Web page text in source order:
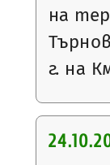
на
г. на